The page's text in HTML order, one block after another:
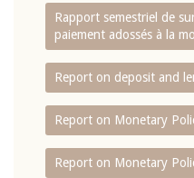
Rapport semestriel de
paiement adossés à la
Report on deposit and
Report on Monetary
Report on Monetary